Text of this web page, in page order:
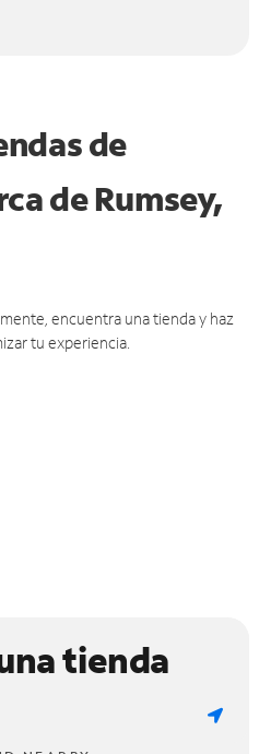
de
deRumsey,
encuentra una tienda y haz
tu experiencia.
tienda